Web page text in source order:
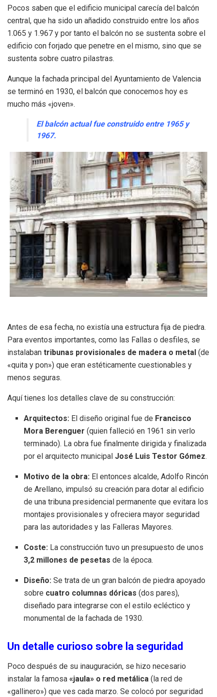
Pocos saben que el edificio municipal carecía del balcón
central, que ha sido un añadido construido entre los años
1.065 y 1.967 y por tanto el balcón no se sustenta sobre el
edificio con forjado que penetre en el mismo, sino que se
sustenta sobre cuatro pilastras.
Aunque la fachada principal del Ayuntamiento de Valencia
se terminó en 1930, el balcón que conocemos hoy es
mucho más «joven».
El balcón actual fue construido entre 1965 y
1967.
Antes de esa fecha, no existía una estructura fija de piedra.
Para eventos importantes, como las Fallas o desfiles, se
instalaban tribunas provisionales de madera o metal (de
«quita y pon») que eran estéticamente cuestionables y
menos seguras.
Aquí tienes los detalles clave de su construcción:
Arquitectos: El diseño original fue de Francisco
Mora Berenguer (quien falleció en 1961 sin verlo
terminado). La obra fue finalmente dirigida y finalizada
por el arquitecto municipal José Luis Testor Gómez.
Motivo de la obra: El entonces alcalde, Adolfo Rincón
de Arellano, impulsó su creación para dotar al edificio
de una tribuna presidencial permanente que evitara los
montajes provisionales y ofreciera mayor seguridad
para las autoridades y las Falleras Mayores.
Coste: La construcción tuvo un presupuesto de unos
3,2 millones de pesetas de la época.
Diseño: Se trata de un gran balcón de piedra apoyado
sobre cuatro columnas dóricas (dos pares),
diseñado para integrarse con el estilo ecléctico y
monumental de la fachada de 1930.
Un detalle curioso sobre la seguridad
Poco después de su inauguración, se hizo necesario
instalar la famosa «jaula» o red metálica (la red de
«gallinero») que ves cada marzo. Se colocó por seguridad